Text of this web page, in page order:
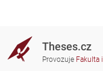
Theses.cz
Provozuje Fakulta